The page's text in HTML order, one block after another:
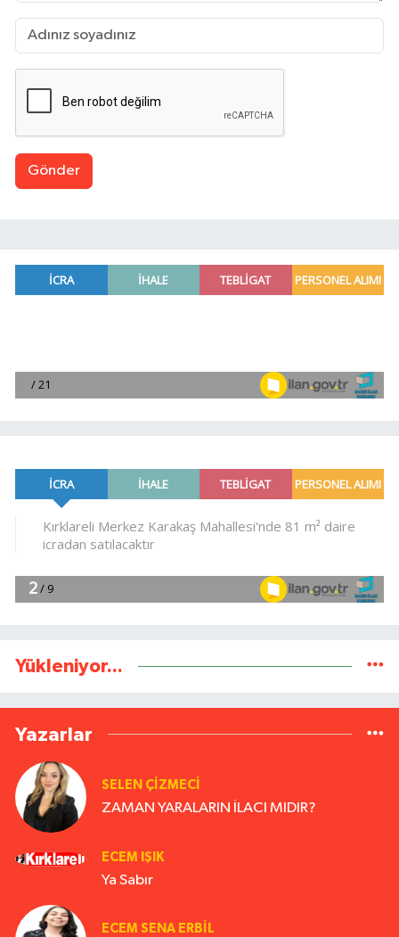
Gönder
Yükleniyor...
Yazarlar
SELEN ÇİZMECİ
ZAMAN YARALARIN İLACI MIDIR?
ECEM IŞIK
Ya Sabır
ECEM SENA ERBIL